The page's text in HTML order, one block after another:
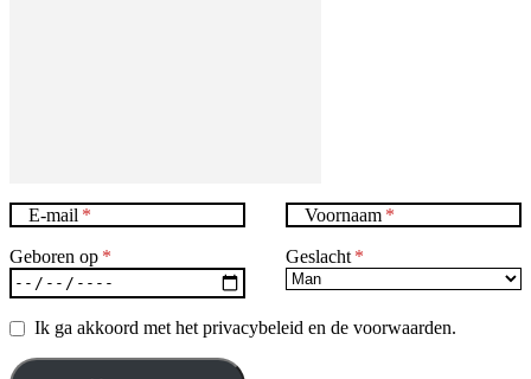
E-mail Voornaam
Geboren op Geslacht
Ik ga akkoord met het privacybeleid en de voorwaarden.